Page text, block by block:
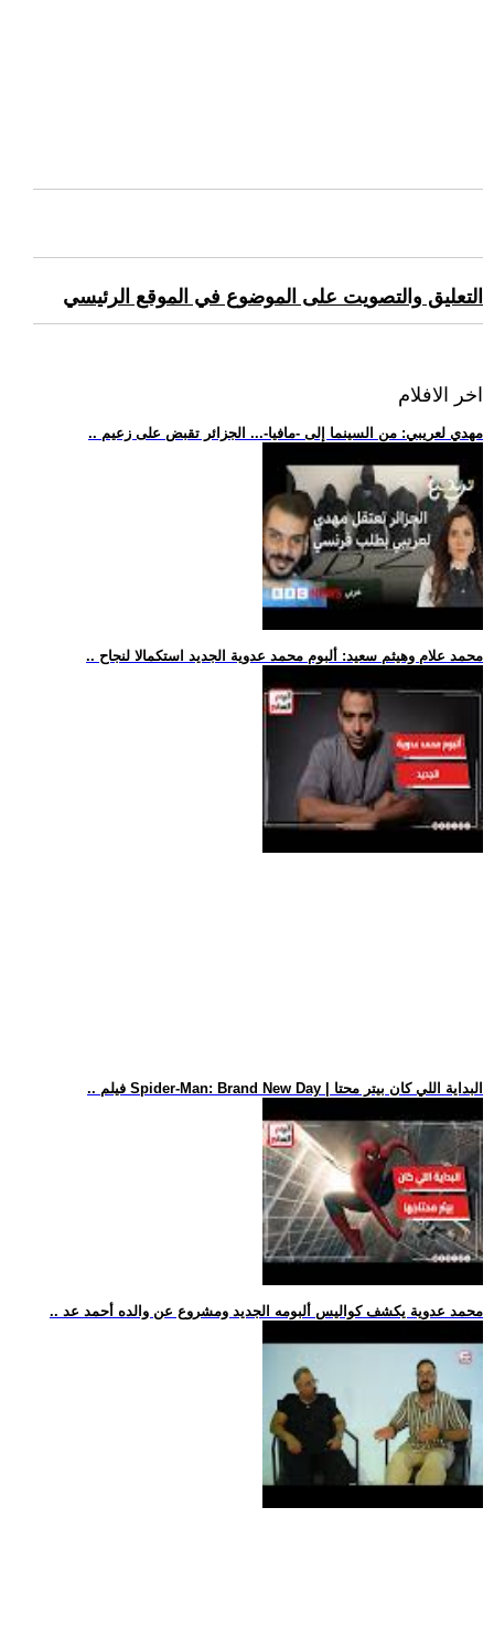
التعليق والتصويت على الموضوع في الموقع الرئيسي
اخر الافلام
.. مهدي لعريبي: من السينما إلى -مافيا-... الجزائر تقبض على زعيم
.. محمد علام وهيثم سعيد: ألبوم محمد عدوية الجديد استكمالا لنجاح
.. فيلم Spider-Man: Brand New Day | البداية اللي كان بيتر محتا
.. محمد عدوية يكشف كواليس ألبومه الجديد ومشروع عن والده أحمد عد